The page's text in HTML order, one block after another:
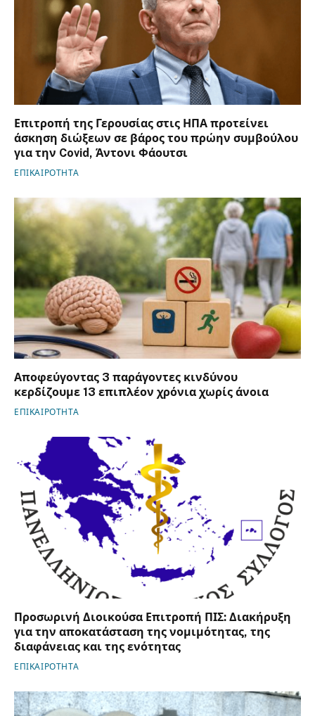
Επιτροπή της Γερουσίας στις ΗΠΑ προτείνει
άσκηση διώξεων σε βάρος του πρώην συμβούλου
για την Covid, Άντονι Φάουτσι
ΕΠΙΚΑΙΡΟΤΗΤΑ
Αποφεύγοντας 3 παράγοντες κινδύνου
κερδίζουμε 13 επιπλέον χρόνια χωρίς άνοια
ΕΠΙΚΑΙΡΟΤΗΤΑ
Προσωρινή Διοικούσα Επιτροπή ΠΙΣ: Διακήρυξη
για την αποκατάσταση της νομιμότητας, της
διαφάνειας και της ενότητας
ΕΠΙΚΑΙΡΟΤΗΤΑ